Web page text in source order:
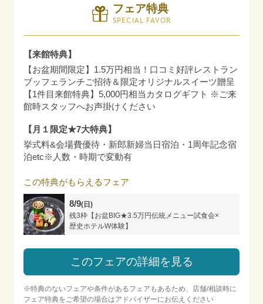
フェア特典
SPECIAL FAVOR
【来館特典】
【お盆期間限定】1.5万円相当！口コミ好評レストラン
ブッフェランチご招待＆限定オリジナルスイーツ贈呈
【1件目来館特典】5,000円相当カタログギフト ※ご来
館時スタッフへお声掛けください
【月１限定★7大特典】
挙式料&会場費優待・新郎新婦当日宿泊・1周年記念宿
泊etc※人数・時期で変動有
この特典がもらえるフェア
8/9(日)
残3枠【お盆BIG★3.5万円伝統メニュー試食会×
歴史ホテルW体験】
このフェアの詳細を見る
※特典のないフェアや条件があるフェアもあるため、店舗/相談時に
フェア特典をご希望の場合はアドバイザーにお伝えください